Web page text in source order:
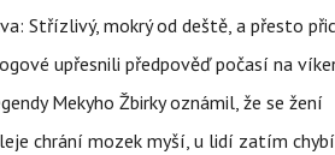
Střízlivý, mokrý od deště, a přesto
upřesnili předpověď počasí na
Mekyho Žbirky oznámil, že se žení
chrání mozek myší, u lidí zatím